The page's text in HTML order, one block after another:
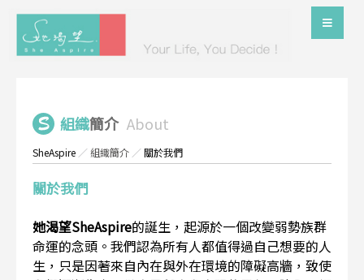
組織簡介 About
SheAspire ／組織簡介 ／關於我們
關於我們
她渴望SheAspire的誕生，起源於一個改變弱勢族群
命運的念頭。我們認為所有人都值得過自己想要的人
生，只是因著來自內在與外在環境的障礙高牆，致使